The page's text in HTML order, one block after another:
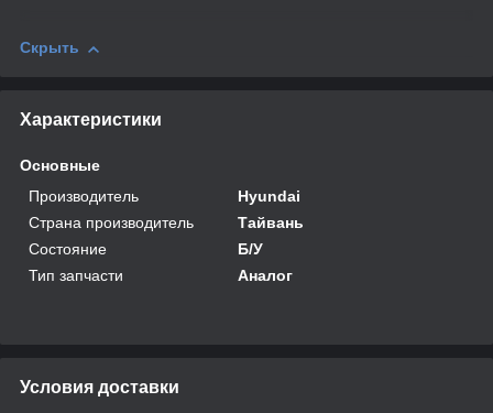
Скрыть
Характеристики
Основные
Производитель
Hyundai
Страна производитель
Тайвань
Состояние
Б/У
Тип запчасти
Аналог
Условия доставки